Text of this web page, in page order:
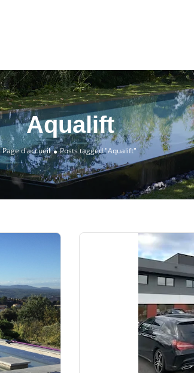
Aqualift
Page d'accueil Posts tagged "Aqualift"